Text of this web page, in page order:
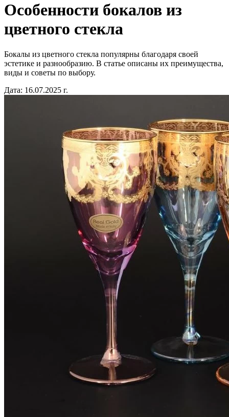
Особенности бокалов из
цветного стекла
Бокалы из цветного стекла популярны благодаря своей
эстетике и разнообразию. В статье описаны их преимущества,
виды и советы по выбору.
Дата: 16.07.2025 г.